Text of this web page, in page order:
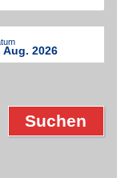
Aug. 2026